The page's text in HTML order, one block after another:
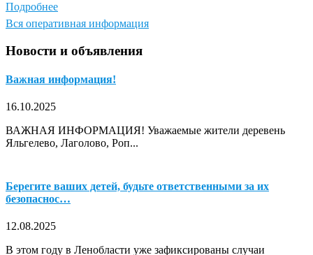
Подробнее
Вся оперативная информация
Новости и объявления
Важная информация!
16.10.2025
ВАЖНАЯ ИНФОРМАЦИЯ! Уважаемые жители деревень
Яльгелево, Лаголово, Роп...
Берегите ваших детей, будьте ответственными за их
безопаснос…
12.08.2025
В этом году в Ленобласти уже зафиксированы случаи